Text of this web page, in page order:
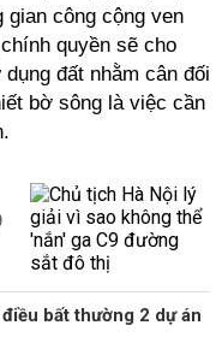
gian công cộng ven
quyền sẽ cho
đất nhằm cân đối
bờ sông là việc cần
bất thường 2 dự án